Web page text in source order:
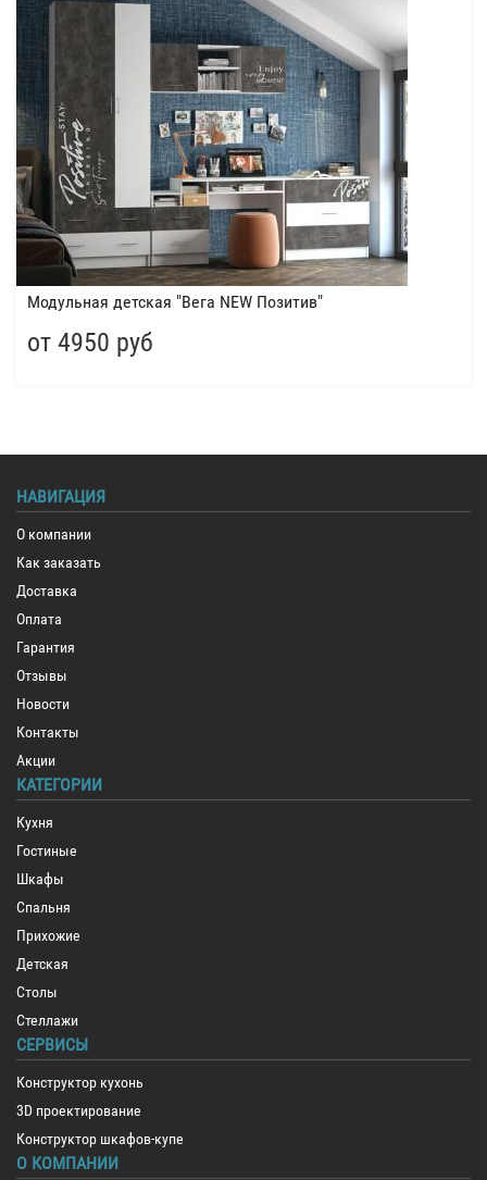
Модульная детская "Вега NEW Позитив"
от 4950 руб
НАВИГАЦИЯ
О компании
Как заказать
Доставка
Оплата
Гарантия
Отзывы
Новости
Контакты
Акции
КАТЕГОРИИ
Кухня
Гостиные
Шкафы
Спальня
Прихожие
Детская
Столы
Стеллажи
СЕРВИСЫ
Конструктор кухонь
3D проектирование
Конструктор шкафов-купе
О КОМПАНИИ